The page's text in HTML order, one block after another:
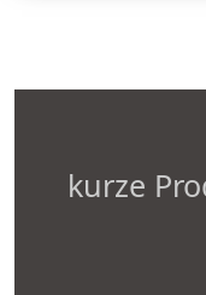
kurze